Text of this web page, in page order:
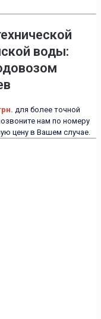
воды:
для более точной
нам по номеру
цену в Вашем случае.